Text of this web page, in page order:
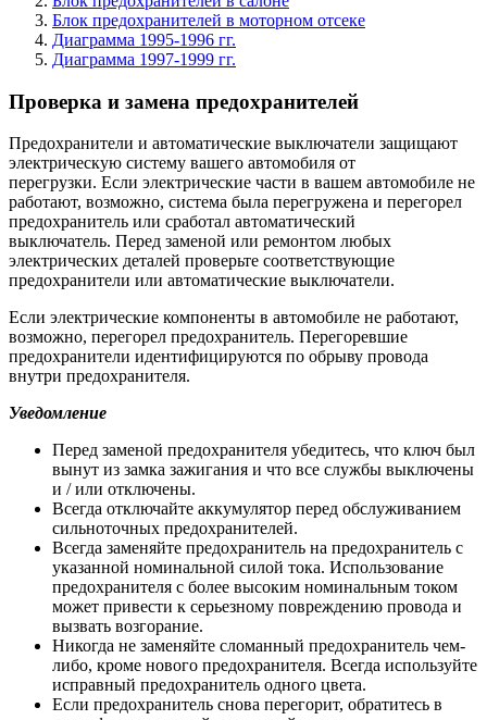
Блок предохранителей в моторном отсеке
Диаграмма 1995-1996 гг.
Диаграмма 1997-1999 гг.
Проверка и замена предохранителей
Предохранители и автоматические выключатели защищают
электрическую систему вашего автомобиля от
перегрузки. Если электрические части в вашем автомобиле не
работают, возможно, система была перегружена и перегорел
предохранитель или сработал автоматический
выключатель. Перед заменой или ремонтом любых
электрических деталей проверьте соответствующие
предохранители или автоматические выключатели.
Если электрические компоненты в автомобиле не работают,
возможно, перегорел предохранитель. Перегоревшие
предохранители идентифицируются по обрыву провода
внутри предохранителя.
Уведомление
Перед заменой предохранителя убедитесь, что ключ был
вынут из замка зажигания и что все службы выключены
и / или отключены.
Всегда отключайте аккумулятор перед обслуживанием
сильноточных предохранителей.
Всегда заменяйте предохранитель на предохранитель с
указанной номинальной силой тока. Использование
предохранителя с более высоким номинальным током
может привести к серьезному повреждению провода и
вызвать возгорание.
Никогда не заменяйте сломанный предохранитель чем-
либо, кроме нового предохранителя. Всегда используйте
исправный предохранитель одного цвета.
Если предохранитель снова перегорит, обратитесь в